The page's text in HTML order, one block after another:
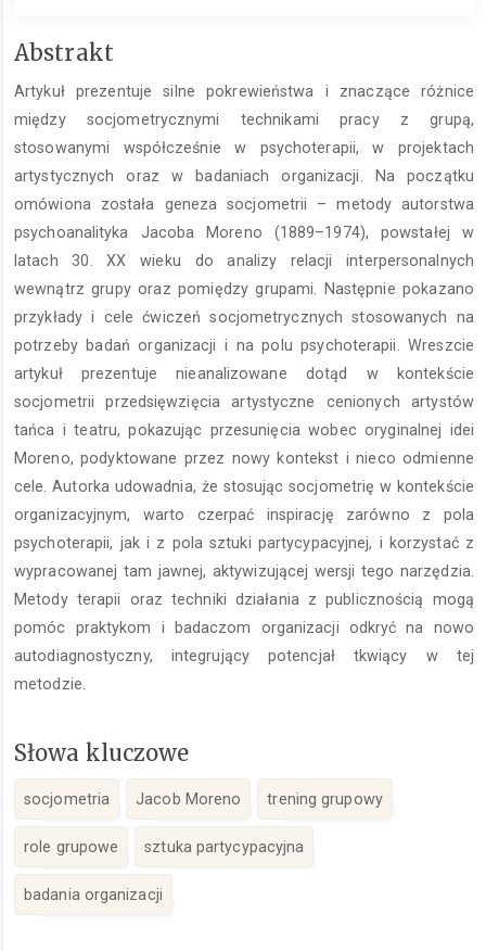
Treść
artykułu
Abstrakt
Artykuł prezentuje silne pokrewieństwa i znaczące różnice
między socjometrycznymi technikami pracy z grupą,
stosowanymi współcześnie w psychoterapii, w projektach
artystycznych oraz w badaniach organizacji. Na początku
omówiona została geneza socjometrii – metody autorstwa
psychoanalityka Jacoba Moreno (1889–1974), powstałej w
latach 30. XX wieku do analizy relacji interpersonalnych
wewnątrz grupy oraz pomiędzy grupami. Następnie pokazano
przykłady i cele ćwiczeń socjometrycznych stosowanych na
potrzeby badań organizacji i na polu psychoterapii. Wreszcie
artykuł prezentuje nieanalizowane dotąd w kontekście
socjometrii przedsięwzięcia artystyczne cenionych artystów
tańca i teatru, pokazując przesunięcia wobec oryginalnej idei
Moreno, podyktowane przez nowy kontekst i nieco odmienne
cele. Autorka udowadnia, że stosując socjometrię w kontekście
organizacyjnym, warto czerpać inspirację zarówno z pola
psychoterapii, jak i z pola sztuki partycypacyjnej, i korzystać z
wypracowanej tam jawnej, aktywizującej wersji tego narzędzia.
Metody terapii oraz techniki działania z publicznością mogą
pomóc praktykom i badaczom organizacji odkryć na nowo
autodiagnostyczny, integrujący potencjał tkwiący w tej
metodzie.
Słowa kluczowe
socjometria Jacob Moreno trening grupowy
role grupowe sztuka partycypacyjna
badania organizacji